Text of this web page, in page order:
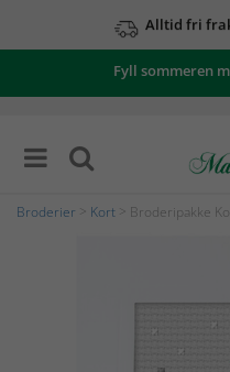
Alltid fri
Fyll sommeren
Broderier Kort > Broderipakke